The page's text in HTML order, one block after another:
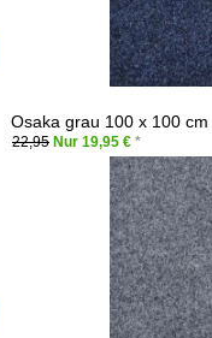
Osaka grau 100 x 100 cm
22,95 Nur 19,95 € *